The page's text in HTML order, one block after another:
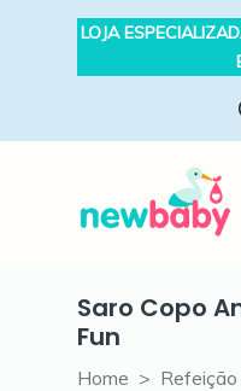
LOJA
Saro Copo
Fun
Home Refeição